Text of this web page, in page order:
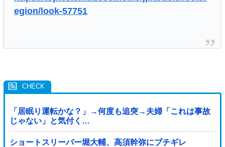
egion/look-57751
「居眠り運転かな？」→何度も追突→夫婦「これは事故
じゃない」と気付く…
ショートスリーパー堀大輔、高須幹弥にブチギレ